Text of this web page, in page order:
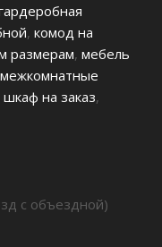
,комод на
размерам,мебель
межкомнатные
шкаф на заказ,
с объездной)